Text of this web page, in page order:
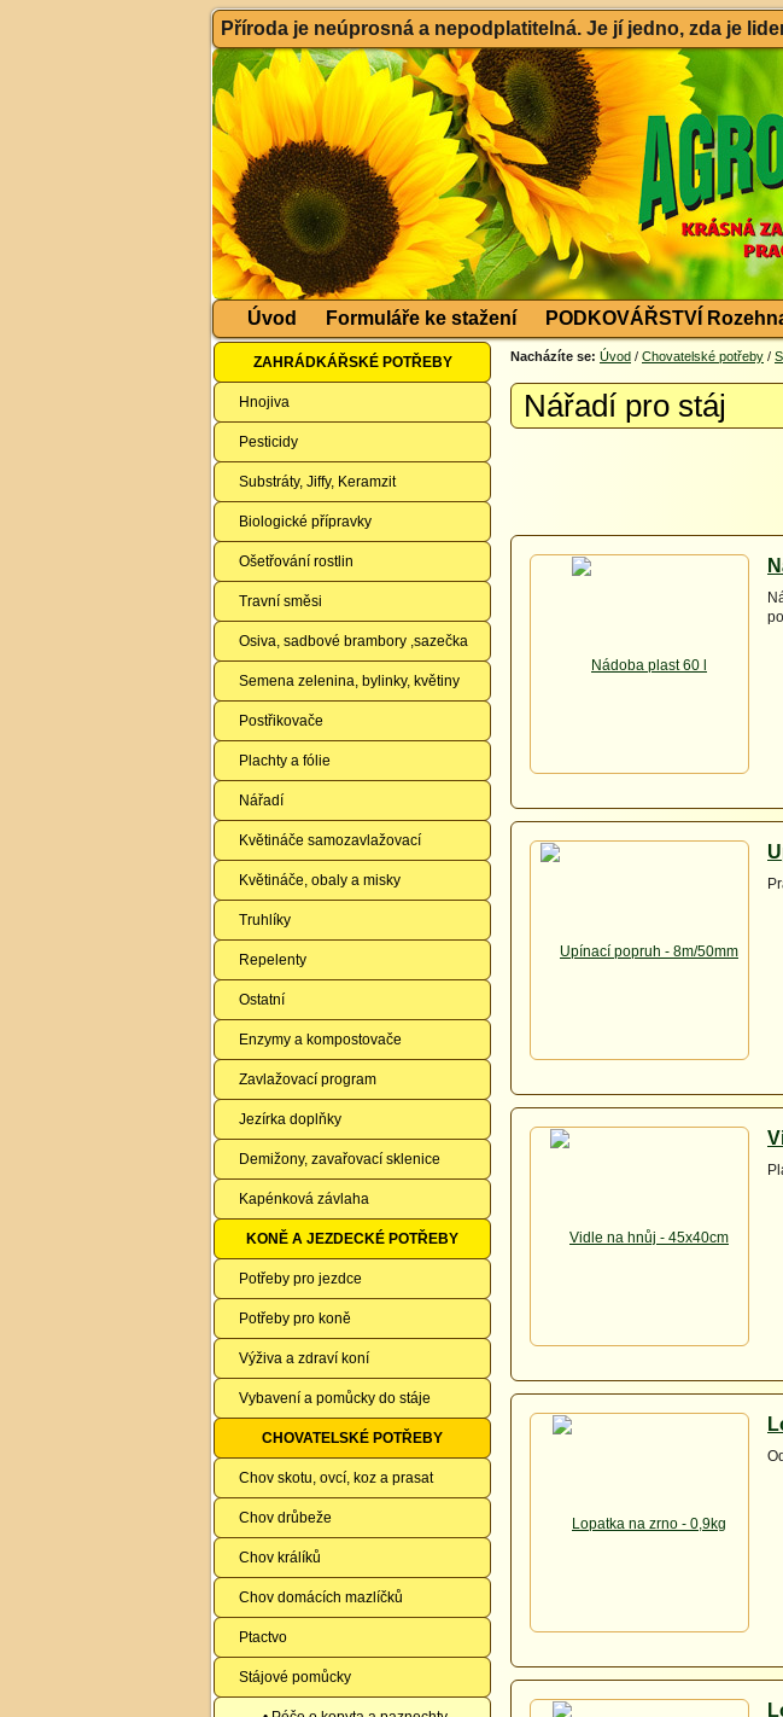
Příroda je neúprosná a nepodplatitelná. Je jí jedno, zda je
Úvod Formuláře ke stažení PODKOVÁŘSTVÍ
ZAHRÁDKÁŘSKÉ POTŘEBY
Hnojiva
Pesticidy
Substráty, Jiffy, Keramzit
Biologické přípravky
Ošetřování rostlin
Travní směsi
Osiva, sadbové brambory ,sazečka
Semena zelenina, bylinky, květiny
Postřikovače
Plachty a fólie
Nářadí
Květináče samozavlažovací
Květináče, obaly a misky
Truhlíky
Repelenty
Ostatní
Enzymy a kompostovače
Zavlažovací program
Jezírka doplňky
Demižony, zavařovací sklenice
Kapénková závlaha
KONĚ A JEZDECKÉ POTŘEBY
Potřeby pro jezdce
Potřeby pro koně
Výživa a zdraví koní
Vybavení a pomůcky do stáje
CHOVATELSKÉ POTŘEBY
Chov skotu, ovcí, koz a prasat
Chov drůbeže
Chov králíků
Chov domácích mazlíčků
Ptactvo
Stájové pomůcky
Nacházíte se: Úvod / Chovatelské potřeby /
Nářadí pro stáj